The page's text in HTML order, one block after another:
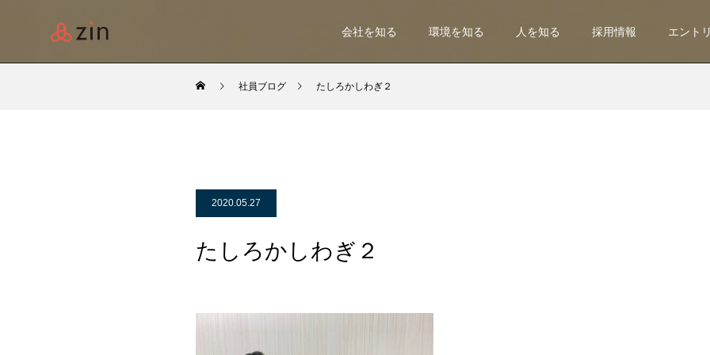
会社を知る 環境を知る 人を知る 採用情報 エント
社員ブログ たしろかしわぎ２
2020.05.27
たしろかしわぎ２